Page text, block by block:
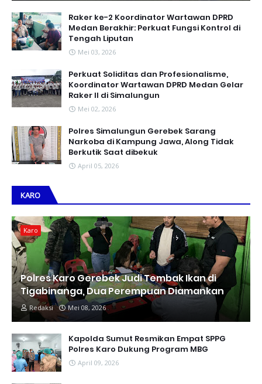
Raker ke-2 Koordinator Wartawan DPRD
Medan Berakhir: Perkuat Fungsi Kontrol di
Tengah Liputan
Mei 03, 2026
Perkuat Soliditas dan Profesionalisme,
Koordinator Wartawan DPRD Medan Gelar
Raker II di Simalungun
Mei 02, 2026
Polres Simalungun Gerebek Sarang
Narkoba di Kampung Jawa, Along Tidak
Berkutik Saat dibekuk
April 05, 2026
KARO
Karo
Polres Karo Gerebek Judi Tembak Ikan di
Tigabinanga, Dua Perempuan Diamankan
Redaksi Mei 08, 2026
Kapolda Sumut Resmikan Empat SPPG
Polres Karo Dukung Program MBG
April 09, 2026